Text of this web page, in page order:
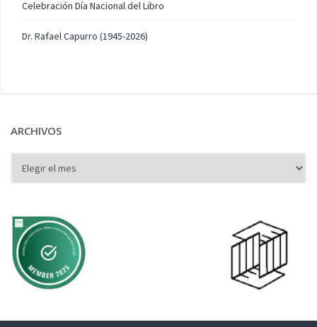
Celebración Día Nacional del Libro
Dr. Rafael Capurro (1945-2026)
ARCHIVOS